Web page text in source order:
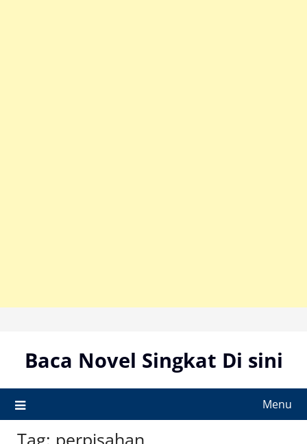
contentBaca Novel Singkat Di sini
Menu
Tag: perpisahan